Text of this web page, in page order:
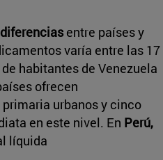
entre países y
varía entre las 17
habitantes de Venezuela
ofrecen
urbanos y cinco
en este nivel. En Perú,
líquida